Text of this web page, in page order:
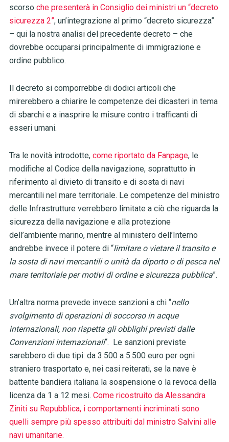
scorso che presenterà in Consiglio dei ministri un “decreto
sicurezza 2”, un’integrazione al primo “decreto sicurezza”
– qui la nostra analisi del precedente decreto – che
dovrebbe occuparsi principalmente di immigrazione e
ordine pubblico.
Il decreto si comporrebbe di dodici articoli che
mirerebbero a chiarire le competenze dei dicasteri in tema
di sbarchi e a inasprire le misure contro i trafficanti di
esseri umani.
Tra le novità introdotte, come riportato da Fanpage, le
modifiche al Codice della navigazione, soprattutto in
riferimento al divieto di transito e di sosta di navi
mercantili nel mare territoriale. Le competenze del ministro
delle Infrastrutture verrebbero limitate a ciò che riguarda la
sicurezza della navigazione e alla protezione
dell’ambiente marino, mentre al ministero dell’Interno
andrebbe invece il potere di “limitare o vietare il transito e
la sosta di navi mercantili o unità da diporto o di pesca nel
mare territoriale per motivi di ordine e sicurezza pubblica”.
Un’altra norma prevede invece sanzioni a chi “nello
svolgimento di operazioni di soccorso in acque
internazionali, non rispetta gli obblighi previsti dalle
Convenzioni internazionali“. Le sanzioni previste
sarebbero di due tipi: da 3.500 a 5.500 euro per ogni
straniero trasportato e, nei casi reiterati, se la nave è
battente bandiera italiana la sospensione o la revoca della
licenza da 1 a 12 mesi. Come ricostruito da Alessandra
Ziniti su Repubblica, i comportamenti incriminati sono
quelli sempre più spesso attribuiti dal ministro Salvini alle
navi umanitarie.